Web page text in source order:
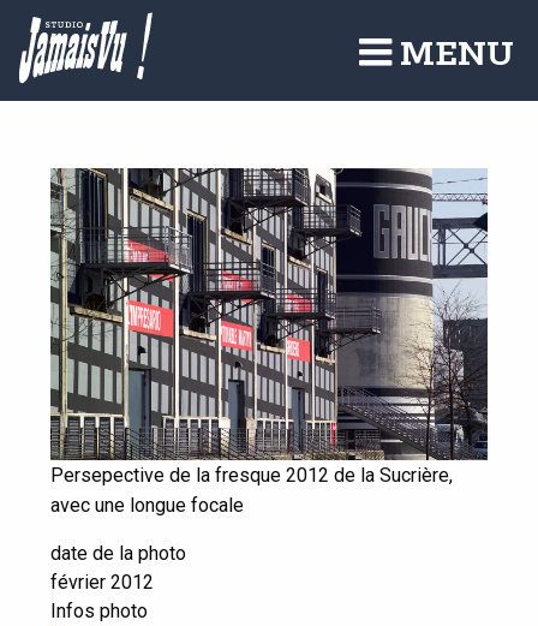
Aller
contenu
principal
MENU
Persepective de la fresque 2012 de la Sucrière,
avec une longue focale
date de la photo
février 2012
Infos photo